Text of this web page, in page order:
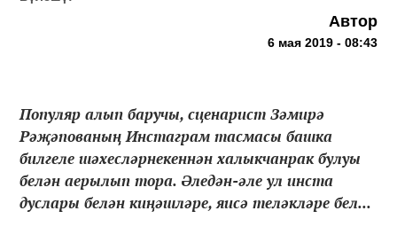
Автор
6 мая 2019 - 08:43
Популяр алып баручы, сценарист Зәмирә
Рәҗәпованың Инстаграм тасмасы башка
билгеле шәхесләрнекеннән халыкчанрак булуы
белән аерылып тора. Әледән-әле ул инста
дуслары белән киңәшләре, яисә теләкләре бел...